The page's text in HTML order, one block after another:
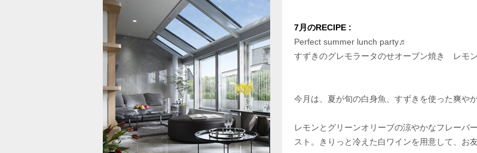
7月のRECIPE :
Perfect summer lunch party♬
すずきのグレモラータのせオーブン焼き レモ
今月は、夏が旬の白身魚、すずきを使った爽や
レモンとグリーンオリーブの涼やかなフレーバ
スト。きりっと冷えた白ワインを用意して、お